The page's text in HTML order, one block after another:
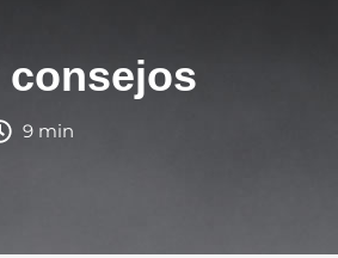
consejos
9 min